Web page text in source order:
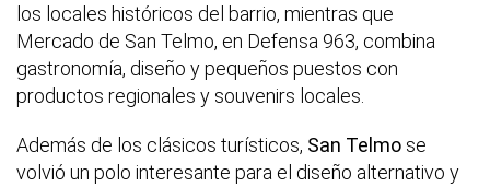
los locales históricos del barrio, mientras que
Mercado de San Telmo, en Defensa 963, combina
gastronomía, diseño y pequeños puestos con
productos regionales y souvenirs locales.
Además de los clásicos turísticos, San Telmo se
volvió un polo interesante para el diseño alternativo y